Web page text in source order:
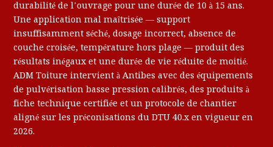
durabilité de l’ouvrage pour une durée de 10 à 15 ans.
Une application mal maîtrisée — support
insuffisamment séché, dosage incorrect, absence de
couche croisée, température hors plage — produit des
résultats inégaux et une durée de vie réduite de moitié.
ADM Toiture intervient à Antibes avec des équipements
de pulvérisation basse pression calibrés, des produits à
fiche technique certifiée et un protocole de chantier
aligné sur les préconisations du DTU 40.x en vigueur en
2026.